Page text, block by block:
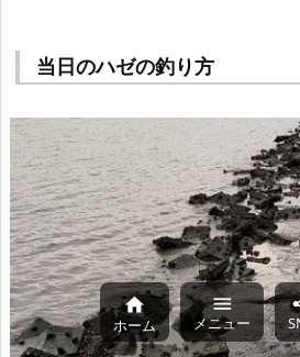
当日のハゼの釣り方

ホーム

メニュー